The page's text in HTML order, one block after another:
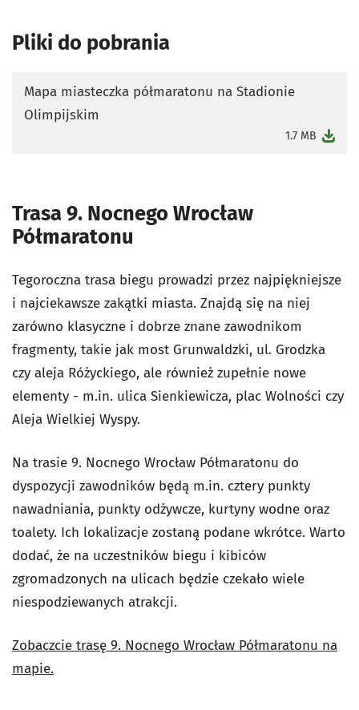
Pliki do pobrania
Mapa miasteczka półmaratonu na Stadionie
Olimpijskim
1.7 MB
otworzy się w nowej karcie
Trasa 9. Nocnego Wrocław
Półmaratonu
Tegoroczna trasa biegu prowadzi przez najpiękniejsze
i najciekawsze zakątki miasta. Znajdą się na niej
zarówno klasyczne i dobrze znane zawodnikom
fragmenty, takie jak most Grunwaldzki, ul. Grodzka
czy aleja Różyckiego, ale również zupełnie nowe
elementy - m.in. ulica Sienkiewicza, plac Wolności czy
Aleja Wielkiej Wyspy.
Na trasie 9. Nocnego Wrocław Półmaratonu do
dyspozycji zawodników będą m.in. cztery punkty
nawadniania, punkty odżywcze, kurtyny wodne oraz
toalety. Ich lokalizacje zostaną podane wkrótce. Warto
dodać, że na uczestników biegu i kibiców
zgromadzonych na ulicach będzie czekało wiele
niespodziewanych atrakcji.
Zobaczcie trasę 9. Nocnego Wrocław Półmaratonu na
mapie.